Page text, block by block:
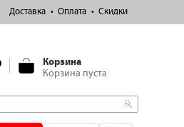
Доставка Оплата Скидки
Корзина
Корзина пуста